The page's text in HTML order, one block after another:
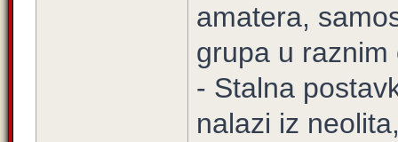
amatera,
grupa u
- Stalna
nalazi iz